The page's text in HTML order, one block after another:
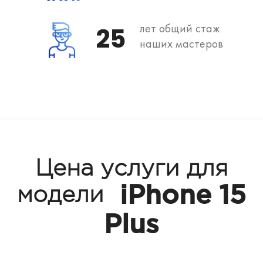
25
лет общий стаж
наших мастеров
Цена услуги для
модели
iPhone 15
Plus